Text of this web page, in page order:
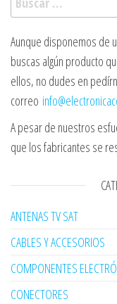
Aunque disponemos de
buscas algún producto
ellos, no dudes en
correo
A pesar de nuestros
que los fabricantes se
ANTENAS TV SAT
CABLES Y ACCESORIOS
COMPONENTES
CONECTORES